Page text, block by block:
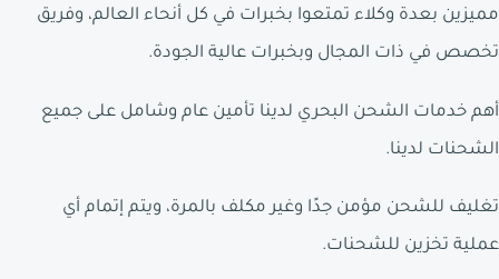
مميزين بعدة وكلاء تمتعوا بخبرات في كل أنحاء العالم، وفريق
تخصص في ذات المجال وبخبرات عالية الجودة.
أهم خدمات الشحن البحري لدينا تأمين عام وشامل على جميع
الشحنات لدينا.
تغليف للشحن مؤمن جدًا وغير مكلف بالمرة، ويتم إتمام أي
عملية تخزين للشحنات.